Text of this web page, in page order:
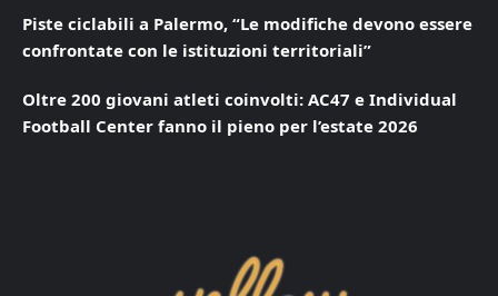
Piste ciclabili a Palermo, “Le modifiche devono essere
confrontate con le istituzioni territoriali”
Oltre 200 giovani atleti coinvolti: AC47 e Individual
Football Center fanno il pieno per l’estate 2026